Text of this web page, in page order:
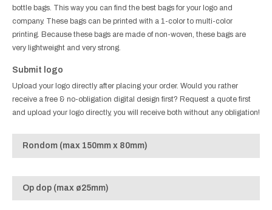
bottle bags. This way you can find the best bags for your logo and
company. These bags can be printed with a 1-color to multi-color
printing. Because these bags are made of non-woven, these bags are
very lightweight and very strong.
Submit logo
Upload your logo directly after placing your order. Would you rather
receive a free & no-obligation digital design first? Request a quote first
and upload your logo directly, you will receive both without any obligation!
Rondom (max 150mm x 80mm)
Op dop (max ø25mm)